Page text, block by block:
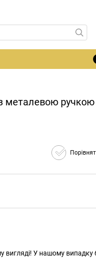
металевою ручкою
вигляді! У нашому випадку